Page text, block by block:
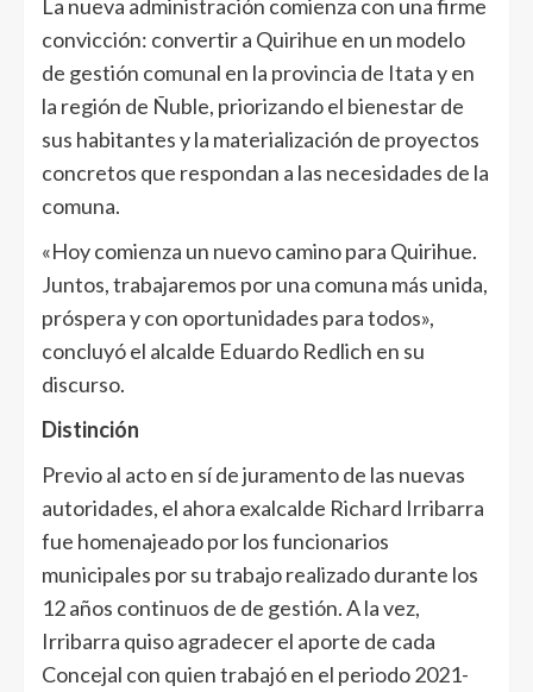
La nueva administración comienza con una firme
convicción: convertir a Quirihue en un modelo
de gestión comunal en la provincia de Itata y en
la región de Ñuble, priorizando el bienestar de
sus habitantes y la materialización de proyectos
concretos que respondan a las necesidades de la
comuna.
«Hoy comienza un nuevo camino para Quirihue.
Juntos, trabajaremos por una comuna más unida,
próspera y con oportunidades para todos»,
concluyó el alcalde Eduardo Redlich en su
discurso.
Distinción
Previo al acto en sí de juramento de las nuevas
autoridades, el ahora exalcalde Richard Irribarra
fue homenajeado por los funcionarios
municipales por su trabajo realizado durante los
12 años continuos de de gestión. A la vez,
Irribarra quiso agradecer el aporte de cada
Concejal con quien trabajó en el periodo 2021-